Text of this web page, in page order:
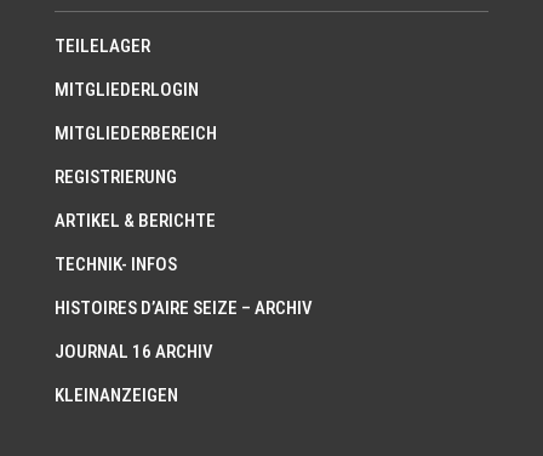
TEILELAGER
MITGLIEDERLOGIN
MITGLIEDERBEREICH
REGISTRIERUNG
ARTIKEL & BERICHTE
TECHNIK- INFOS
HISTOIRES D’AIRE SEIZE – ARCHIV
JOURNAL 16 ARCHIV
KLEINANZEIGEN